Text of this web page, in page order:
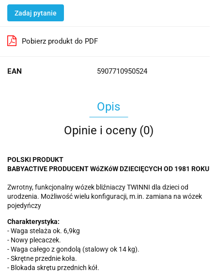
Zadaj pytanie
Pobierz produkt do PDF
EAN 5907710950524
Opis
Opinie i oceny (0)
POLSKI PRODUKT
BABYACTIVE PRODUCENT WóZKóW DZIECIĘCYCH OD 1981 ROKU
Zwrotny, funkcjonalny wózek bliźniaczy TWINNI dla dzieci od
urodzenia. Możliwość wielu konfiguracji, m.in. zamiana na wózek
pojedyńczy
Charakterystyka:
- Waga stelaża ok. 6,9kg
- Nowy plecaczek.
- Waga całego z gondolą (stalowy ok 14 kg).
- Skrętne przednie koła.
- Blokada skrętu przednich kół.